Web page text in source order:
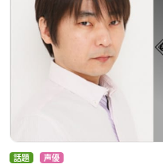
話題 声優